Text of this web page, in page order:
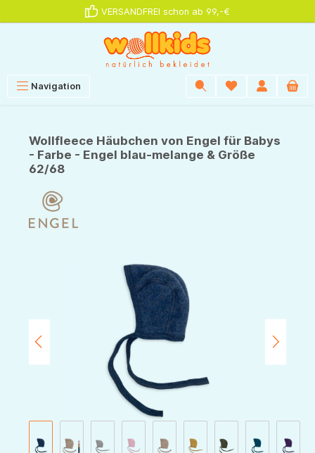
VERSANDFREI schon ab 99,-€
Navigation
Wollfleece Häubchen von Engel für Babys
- Farbe - Engel blau-melange & Größe
62/68
Bildergalerie überspringen